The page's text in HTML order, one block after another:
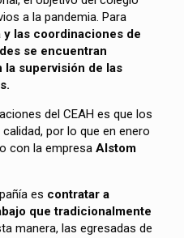
a la pandemia. Para
las coordinaciones de
se encuentran
la supervisión de las
del CEAH es que los
por lo que en enero
con la empresaAlstom
es contratar a
que tradicionalmente
manera, las egresadas de